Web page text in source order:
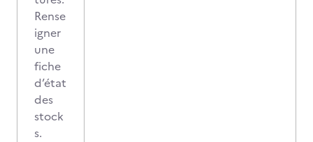
Rense
igner
une
fiche
d’état
des
stock
s.